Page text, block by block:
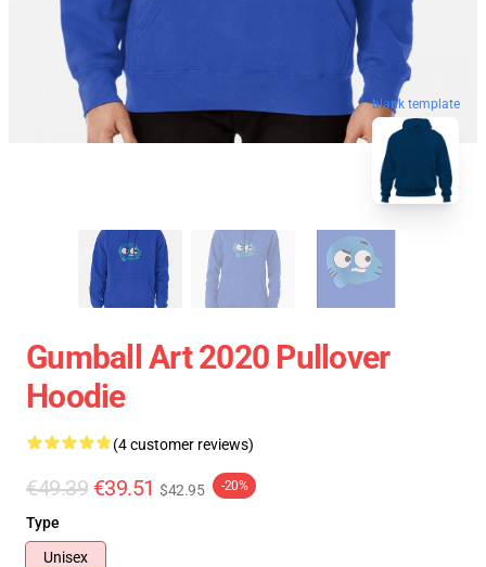
blank template
Gumball Art 2020 Pullover
Hoodie
(4 customer reviews)
€49.39 €39.51 $42.95 -20%
Type
Unisex